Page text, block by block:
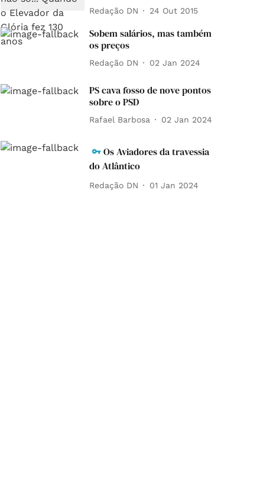
Redação DN 24 Out 2015
Sobem salários, mas também
os preços
Redação DN 02 Jan 2024
PS cava fosso de nove pontos
sobre o PSD
Rafael Barbosa 02 Jan 2024
Os Aviadores da travessia
do Atlântico
Redação DN 01 Jan 2024